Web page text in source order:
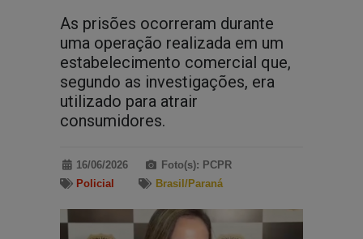
As prisões ocorreram durante
uma operação realizada em um
estabelecimento comercial que,
segundo as investigações, era
utilizado para atrair
consumidores.
16/06/2026
Foto(s): PCPR
Policial
Brasil/Paraná